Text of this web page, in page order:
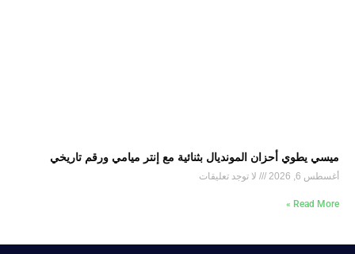
ميسي يطوي أحزان المونديال بثنائية مع إنتر ميامي ورقم تاريخي
أغسطس 6, 2026 لا توجد تعليقات
Read More »